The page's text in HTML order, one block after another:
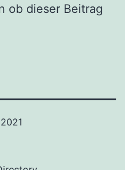
ob dieser Beitrag